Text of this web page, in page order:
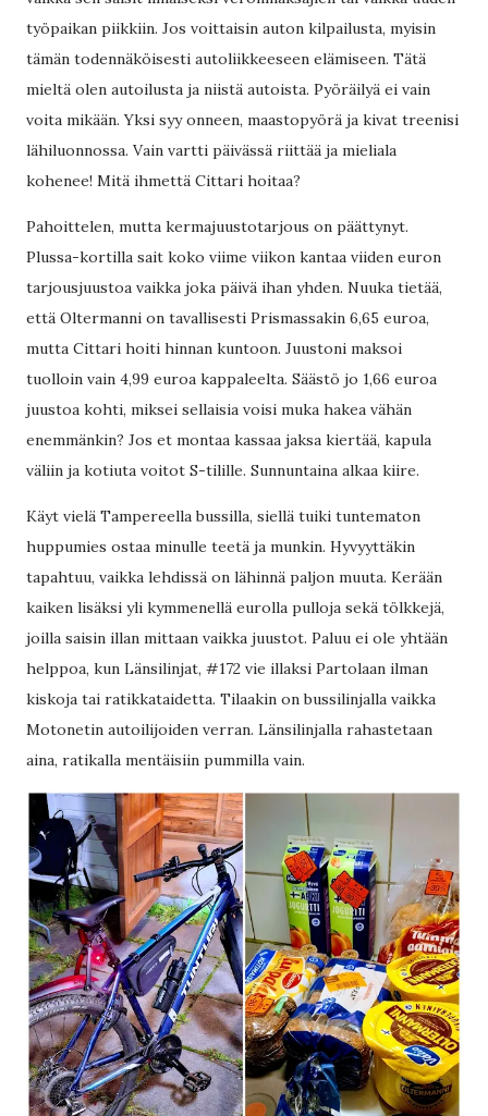
työpaikan piikkiin. Jos voittaisin auton kilpailusta, myisin
tämän todennäköisesti autoliikkeeseen elämiseen. Tätä
mieltä olen autoilusta ja niistä autoista. Pyöräilyä ei vain
voita mikään. Yksi syy onneen, maastopyörä ja kivat treenisi
lähiluonnossa. Vain vartti päivässä riittää ja mieliala
kohenee! Mitä ihmettä Cittari hoitaa?
Pahoittelen, mutta kermajuustotarjous on päättynyt.
Plussa-kortilla sait koko viime viikon kantaa viiden euron
tarjousjuustoa vaikka joka päivä ihan yhden. Nuuka tietää,
että Oltermanni on tavallisesti Prismassakin 6,65 euroa,
mutta Cittari hoiti hinnan kuntoon. Juustoni maksoi
tuolloin vain 4,99 euroa kappaleelta. Säästö jo 1,66 euroa
juustoa kohti, miksei sellaisia voisi muka hakea vähän
enemmänkin? Jos et montaa kassaa jaksa kiertää, kapula
väliin ja kotiuta voitot S-tilille. Sunnuntaina alkaa kiire.
Käyt vielä Tampereella bussilla, siellä tuiki tuntematon
huppumies ostaa minulle teetä ja munkin. Hyvyyttäkin
tapahtuu, vaikka lehdissä on lähinnä paljon muuta. Kerään
kaiken lisäksi yli kymmenellä eurolla pulloja sekä tölkkejä,
joilla saisin illan mittaan vaikka juustot. Paluu ei ole yhtään
helppoa, kun Länsilinjat, #172 vie illaksi Partolaan ilman
kiskoja tai ratikkataidetta. Tilaakin on bussilinjalla vaikka
Motonetin autoilijoiden verran. Länsilinjalla rahastetaan
aina, ratikalla mentäisiin pummilla vain.